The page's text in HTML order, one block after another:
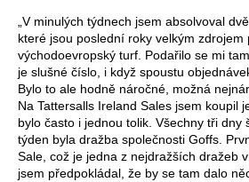
„V minulých týdnech jsem absolvoval
které jsou poslední roky velkým
východoevropský turf. Podařilo se mi
je slušné číslo, i když spoustu
Bylo to ale hodně náročné, možná
Na Tattersalls Ireland Sales jsem koupil
bylo často i jednou tolik. Všechny tři dny
týden byla dražba společnosti Goffs.
Sale, což je jedna z nejdražších dražeb
jsem předpokládal, že by se tam dalo